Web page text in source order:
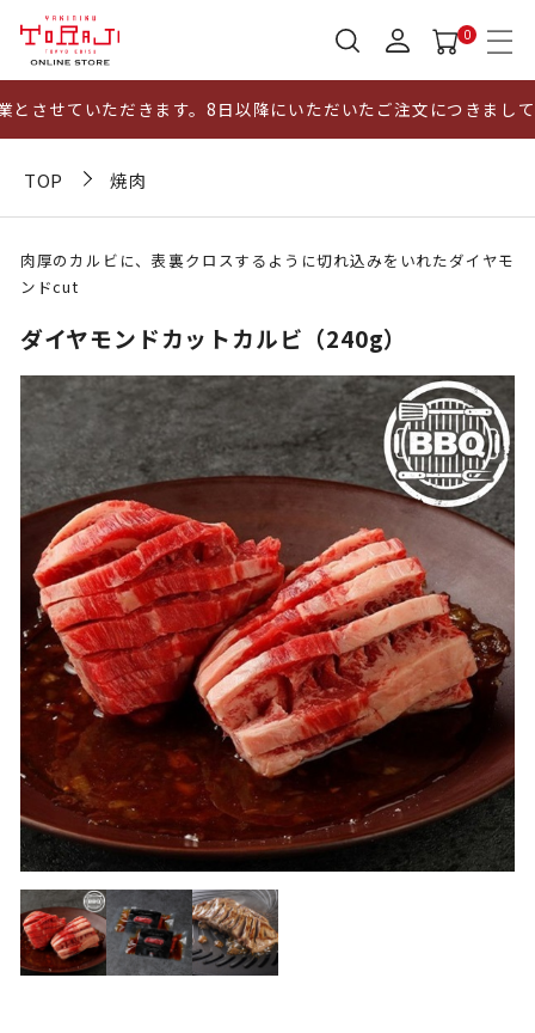
0
いただきます。8日以降にいただいたご注文につきましては
TOP 焼肉
肉厚のカルビに、表裏クロスするように切れ込みをいれたダイヤモ
ンドcut
ダイヤモンドカットカルビ（240g）